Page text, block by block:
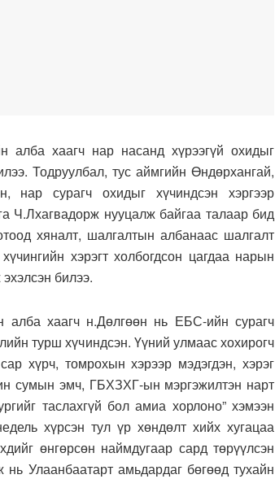
алба хаагч нар насанд хүрээгүй охидыг
Тодруулбал, тус аймгийн Өндөрхангай,
нар сурагч охидыг хүчиндсэн хэргээр
Ч.Лхагвадорж нууцалж байгаа талаар бид
хяналт, шалгалтын албанаас шалгалт
хэрэгт холбогдсон цагдаа нарын
билээ.
алба хаагч н.Дөлгөөн нь ЕБС-ийн сурагч
турш хүчиндсэн. Үүний улмаас хохирогч
хүрч, томрохын хэрээр мэдэгдэн, хэрэг
сумын эмч, ГБХЗХГ-ын мэргэжилтэн нарт
таслахгүй бол амиа хорлоно” хэмээн
хүрсэн тул үр хөндөлт хийх хугацаа
өнгөрсөн наймдугаар сард төрүүлсэн
Улаанбаатарт амьдардаг бөгөөд тухайн